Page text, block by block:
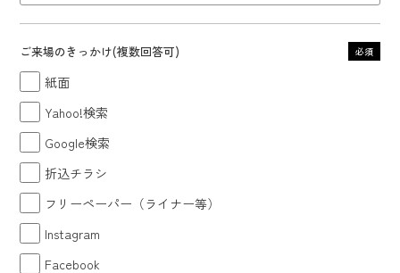
ご来場のきっかけ(複数回答可) 必須
紙面
Yahoo!検索
Google検索
折込チラシ
フリーペーパー（ライナー等）
Instagram
Facebook